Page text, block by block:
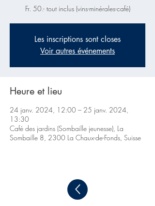
Fr. 50.- tout inclus (vins-minérales-café)
Les inscriptions sont closes
Voir autres événements
Heure et lieu
24 janv. 2024, 12:00 – 25 janv. 2024,
13:30
Café des jardins (Sombaille jeunesse), La
Sombaille 8, 2300 La Chaux-de-Fonds, Suisse